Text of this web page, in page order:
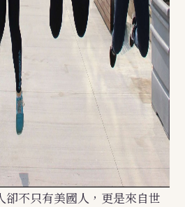
卻不只有美國人，更是來自世